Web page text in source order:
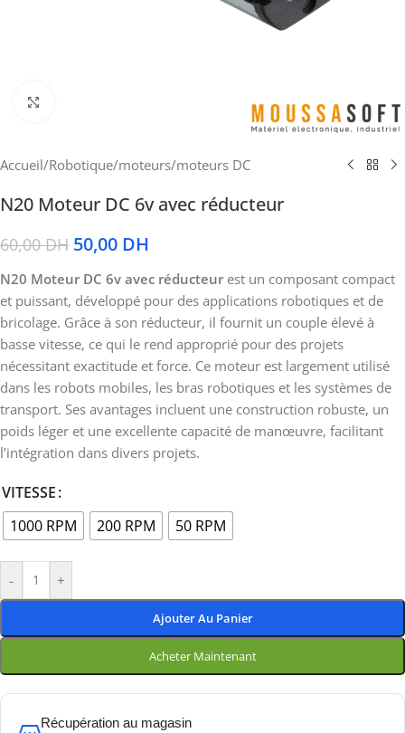
Accueil/Robotique/moteurs/moteurs DC
N20 Moteur DC 6v avec réducteur
60,00DH 50,00 DH
N20 Moteur DC 6v avec réducteur est un composant compact
et puissant, développé pour des applications robotiques et de
bricolage. Grâce à son réducteur, il fournit un couple élevé à
basse vitesse, ce qui le rend approprié pour des projets
nécessitant exactitude et force. Ce moteur est largement utilisé
dans les robots mobiles, les bras robotiques et les systèmes de
transport. Ses avantages incluent une construction robuste, un
poids léger et une excellente capacité de manœuvre, facilitant
l’intégration dans divers projets.
VITESSE
1000 RPM
200 RPM 50 RPM
- +
Ajouter Au Panier
Acheter Maintenant
Récupération au magasin